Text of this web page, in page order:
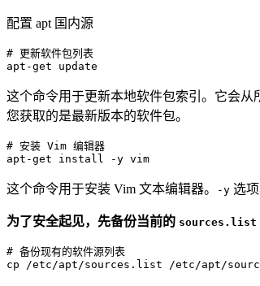
配置 apt 国内源
# 更新软件包列表
apt-get
这个命令用于更新本地软件包索引。它会
您获取的是最新版本的软件包。
# 安装 Vim 编辑器
apt-get
这个命令用于安装 Vim 文本编辑器。 -y 选
为了安全起见，先备份当前的 sources.list
# 备份现有的软件源列表
cp
/etc/apt /sources.list /etc /apt/